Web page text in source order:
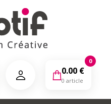
0
0.00 €
0 article